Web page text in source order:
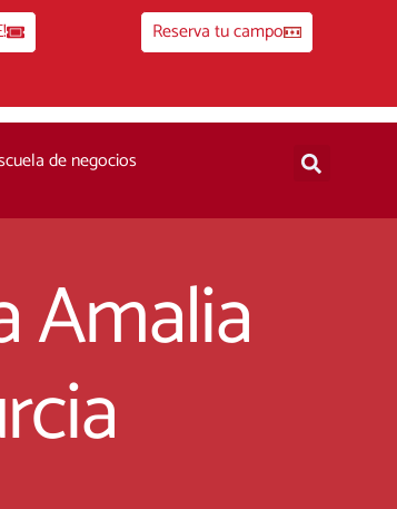
Reserva tu campo
de negocios
Amalia